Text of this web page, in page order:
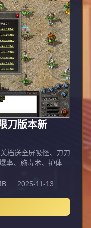
刀版本新
档送全屏吸怪、刀刀
率、施毒术、护体神
沧涯宝具MXS无限
费领神豪赞助令牌
附带传送），每日
感恩回馈，可进忍
2025-11-13